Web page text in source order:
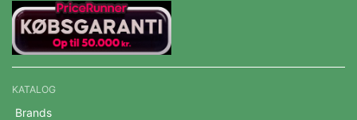
KATALOG
Brands